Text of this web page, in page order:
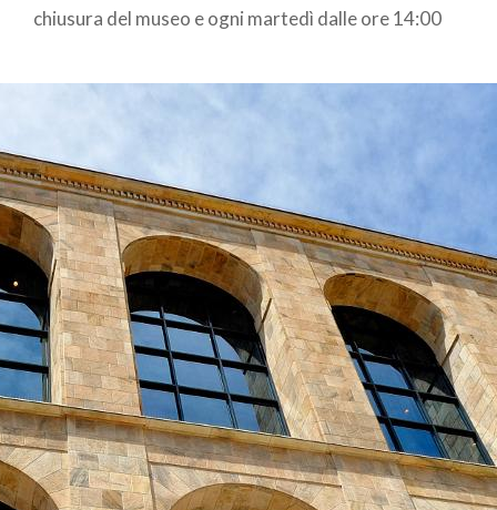
chiusura del museo e ogni martedì dalle ore 14:00